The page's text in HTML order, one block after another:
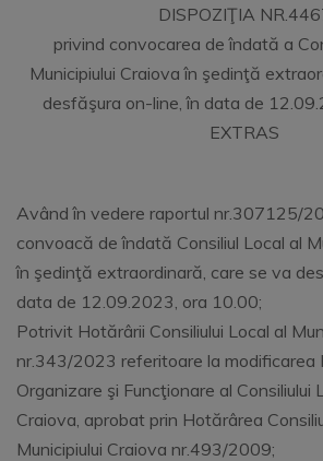
DISPOZIŢIA
privind convocarea de îndată a
Municipiului Craiova în şedinţă
desfăşura on-line, în data de
EXTRAS
Având în vedere raportul nr.307125/
convoacă de îndată Consiliul Local al
în şedinţă extraordinară, care se va
data de 12.09.2023, ora 10.00;
Potrivit Hotărârii Consiliului Local al
nr.343/2023 referitoare la modificarea
Organizare şi Funcţionare al Consiliului
Craiova, aprobat prin Hotărârea
Municipiului Craiova nr.493/2009;